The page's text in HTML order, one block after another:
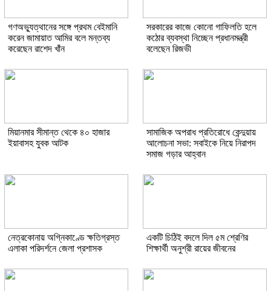
গণঅভ্যুত্থানের সঙ্গে প্রথম বেইমানি
করেন জামায়াত আমির বলে মন্তব্য
করেছেন রাশেদ খাঁন
সরকারের কাজে কোনো গাফিলতি হলে
কঠোর ব্যবস্থা নিচ্ছেন প্রধানমন্ত্রী
বলেছেন রিজভী
মিয়ানমার সীমান্ত থেকে ৪০ হাজার
ইয়াবাসহ যুবক আটক
সামাজিক অপরাধ প্রতিরোধে কেন্দুয়ায়
আলোচনা সভা: সবাইকে নিয়ে নিরাপদ
সমাজ গড়ার আহ্বান
নেত্রকোনায় অগ্নিকাণ্ডে ক্ষতিগ্রস্ত
এলাকা পরিদর্শনে জেলা প্রশাসক
একটি চিঠিই বদলে দিল ৫ম শ্রেণির
শিক্ষার্থী অনুশ্রী রায়ের জীবনের